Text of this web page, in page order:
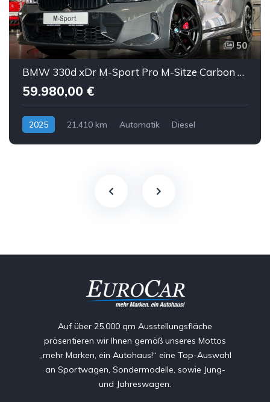
50
BMW 330d xDr M-Sport Pro M-Sitze Carbon Sthz ACC AHK
59.980,00 €
2025 21.410 km Automatik Diesel
Auf über 25.000 qm Ausstellungsfläche
präsentieren wir Ihnen gemäß unseres Mottos
„mehr Marken, ein Autohaus!“ eine Top-Auswahl
an Sportwagen, Sondermodelle, sowie Jung-
und Jahreswagen.